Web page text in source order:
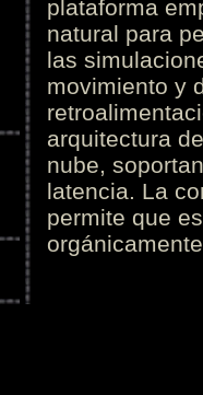
plataforma
natural para
las
movimiento y
arquitectura
nube,
latencia. La
permite que